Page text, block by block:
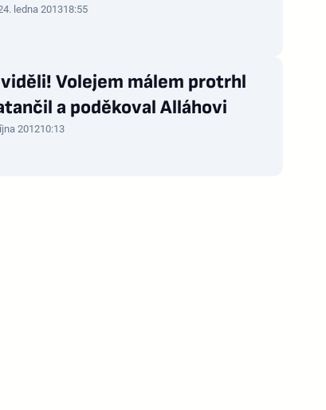
ledna 201318:55
Volejem málem protrhl
a poděkoval Alláhovi
201210:13